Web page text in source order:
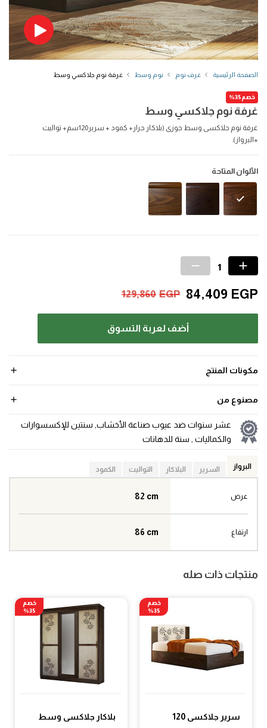
الصفحة الرئيسية غرف نوم نوم وسط غرفة نوم جلاكسي وسط
غرفة نوم جلاكسي وسط
خصم35%
غرفة نوم جلاكسى وسط جوزى (بلاكار جرار+ كمود + سرير120سم+ تواليت
+البرواز).
الألوان المتاحة
129,860 EGP 84,409 EGP
أضف لعربة التسوق
مكونات المنتج
مصنوع من
عشر سنوات ضد عيوب صناعة الأخشاب, سنتين للإكسسوارات
والكماليات , سنة للدهانات
البرواز السرير البلاكار التواليت الكمود
عرض 82 cm
ارتفاع 86 cm
منتجات ذات صله
سرير جلاكسى 120
خصم
35%
بلاكار جلاكسى وسط
خصم
35%